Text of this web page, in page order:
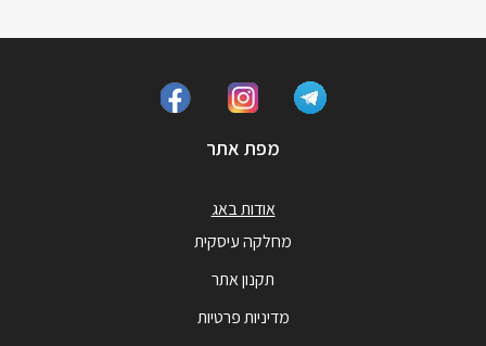
מפת אתר
אודות באג
מחלקה עיסקית
תקנון אתר
מדיניות פרטיות